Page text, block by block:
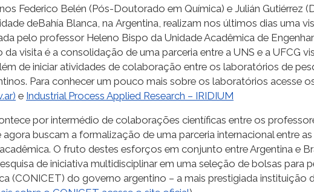
Federico Belén (Pós-Doutorado em Química) e Julián Gutiérrez
deBahía Blanca, na Argentina, realizam nos últimos dias uma
pelo professor Heleno Bispo da Unidade Acadêmica de
visita é a consolidação de uma parceria entre a UNS e a UFCG
de iniciar atividades de colaboração entre os laboratórios de
Para conhecer um pouco mais sobre os laboratórios acesse
e Industrial Process Applied Research – IRIDIUM
por intermédio de colaborações científicas entre os
buscam a formalização de uma parceria internacional entre
O fruto destes esforços em conjunto entre Argentina e
de iniciativa multidisciplinar em uma seleção de bolsas para
(CONICET) do governo argentino – a mais prestigiada